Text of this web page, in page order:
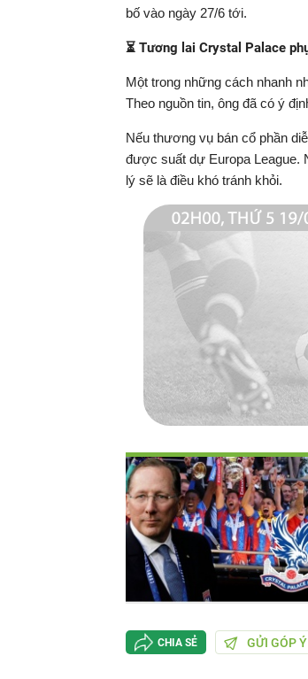
bố vào ngày 27/6 tới.
⏳ Tương lai Crystal Palace
Một trong những cách nhanh
Theo nguồn tin, ông đã có ý
Nếu thương vụ bán cổ phần
được suất dự Europa League.
lý sẽ là điều khó tránh khỏi.
CHIA SẺ GỬI GÓP Ý